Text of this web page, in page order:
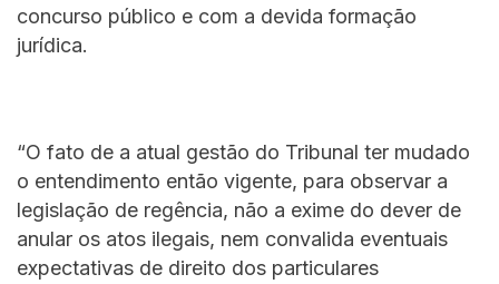
concurso público e com a devida formação
jurídica.
“O fato de a atual gestão do Tribunal ter mudado
o entendimento então vigente, para observar a
legislação de regência, não a exime do dever de
anular os atos ilegais, nem convalida eventuais
expectativas de direito dos particulares